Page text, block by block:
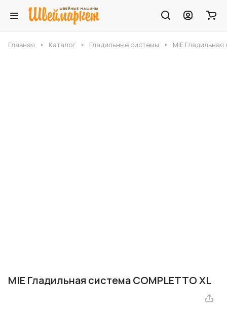
Главная Каталог Гладильные системы MIE Гладильная
MIE Гладильная система COMPLETTO XL